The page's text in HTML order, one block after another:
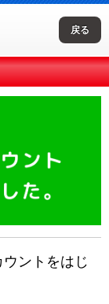
戻る
ントをはじ